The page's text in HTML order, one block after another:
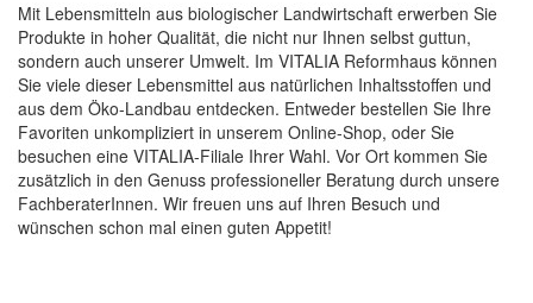
Mit Lebensmitteln aus biologischer Landwirtschaft erwerben Sie
Produkte in hoher Qualität, die nicht nur Ihnen selbst guttun,
sondern auch unserer Umwelt. Im VITALIA Reformhaus können
Sie viele dieser Lebensmittel aus natürlichen Inhaltsstoffen und
aus dem Öko-Landbau entdecken. Entweder bestellen Sie Ihre
Favoriten unkompliziert in unserem Online-Shop, oder Sie
besuchen eine VITALIA-Filiale Ihrer Wahl. Vor Ort kommen Sie
zusätzlich in den Genuss professioneller Beratung durch unsere
FachberaterInnen. Wir freuen uns auf Ihren Besuch und
wünschen schon mal einen guten Appetit!